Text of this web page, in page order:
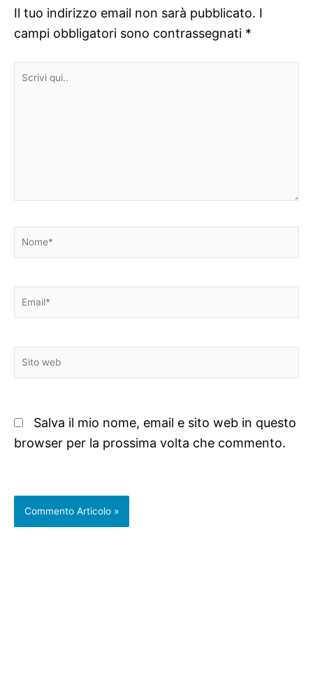
Il tuo indirizzo email non sarà pubblicato. I
campi obbligatori sono contrassegnati *
Scrivi
Nome*
Email*
Sito
web
Salva il mio nome, email e sito web in questo
browser per la prossima volta che commento.